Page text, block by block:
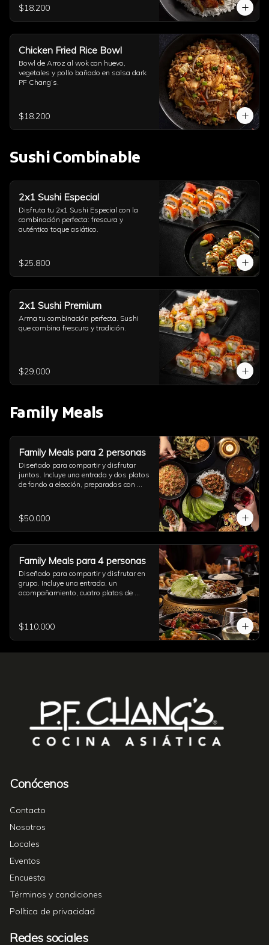
$18.200
Chicken Fried Rice Bowl
Bowl de Arroz al wok con huevo,
vegetales y pollo bañado en salsa dark
PF Chang’s.
$18.200
Sushi Combinable
2x1 Sushi Especial
Disfruta tu 2x1 Sushi Especial con la
combinación perfecta: frescura y
auténtico toque asiático.
$25.800
2x1 Sushi Premium
Arma tu combinación perfecta. Sushi
que combina frescura y tradición.
$29.000
Family Meals
Family Meals para 2 personas
Diseñado para compartir y disfrutar
juntos. Incluye una entrada y dos platos
de fondo a elección, preparados con
referencial)
$50.000
Family Meals para 4 personas
Diseñado para compartir y disfrutar en
grupo. Incluye una entrada, un
acompañamiento, cuatro platos de
asiático. Ideal para una comida
completa con familia y amigos (imagen
referencial)
$110.000
Conócenos
Contacto
Nosotros
Locales
Eventos
Encuesta
Términos y condiciones
Política de privacidad
Redes sociales